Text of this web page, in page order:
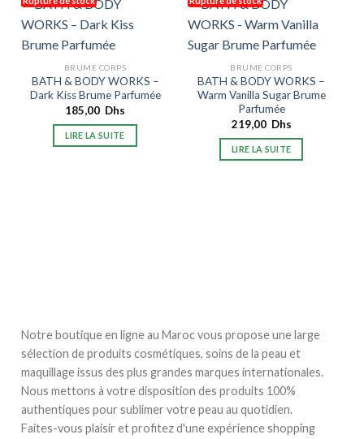
BRUME CORPS
BATH & BODY WORKS –
Dark Kiss Brume Parfumée
185,00 Dhs
LIRE LA SUITE
BRUME CORPS
BATH & BODY WORKS –
Warm Vanilla Sugar Brume
Parfumée
219,00 Dhs
LIRE LA SUITE
Notre boutique en ligne au Maroc vous propose une large
sélection de produits cosmétiques, soins de la peau et
maquillage issus des plus grandes marques internationales.
Nous mettons à votre disposition des produits 100%
authentiques pour sublimer votre peau au quotidien.
Faites-vous plaisir et profitez d'une expérience shopping